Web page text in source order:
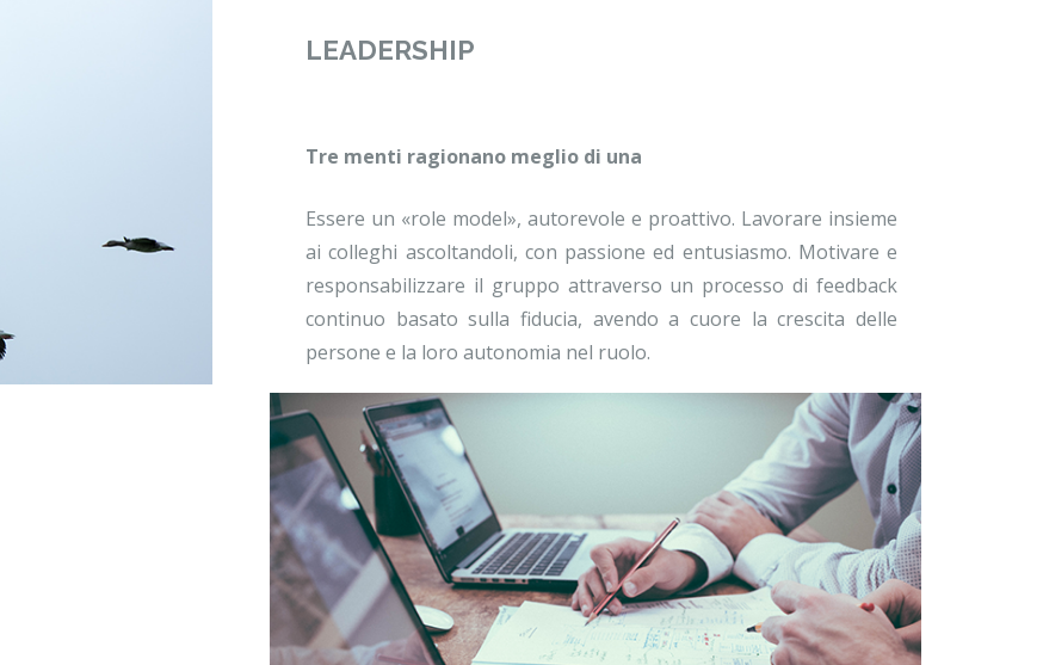
LEADERSHIP
Tre menti ragionano meglio di una
Essere un «role model», autorevole e proattivo. Lavorare insieme
ai colleghi ascoltandoli, con passione ed entusiasmo. Motivare e
responsabilizzare il gruppo attraverso un processo di feedback
continuo basato sulla fiducia, avendo a cuore la crescita delle
persone e la loro autonomia nel ruolo.